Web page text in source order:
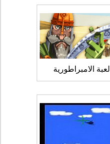
لعبة الامبراطورية